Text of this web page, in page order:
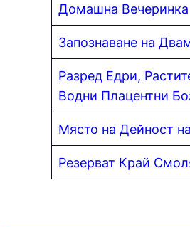
Домашна Вечеринка
Запознаване на
Разред Едри,
Водни Плацентни
Място на Дейност
Резерват Край